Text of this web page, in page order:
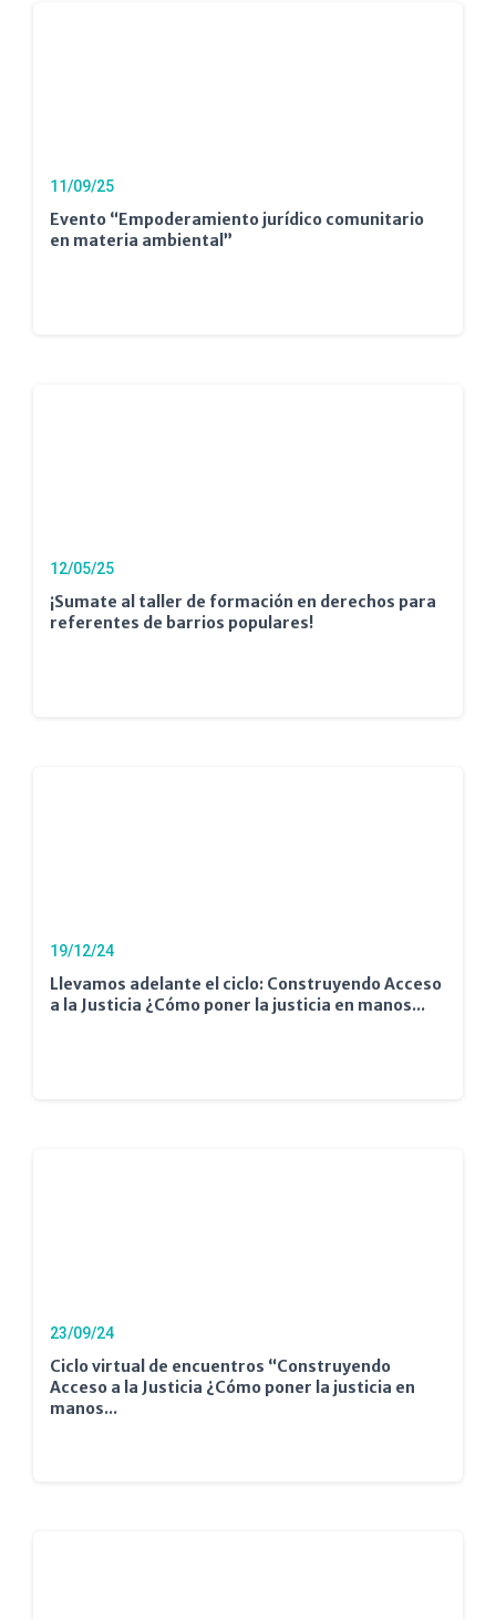
11/09/25
Evento “Empoderamiento jurídico comunitario
en materia ambiental”
12/05/25
¡Sumate al taller de formación en derechos para
referentes de barrios populares!
19/12/24
Llevamos adelante el ciclo: Construyendo Acceso
a la Justicia ¿Cómo poner la justicia en manos...
23/09/24
Ciclo virtual de encuentros “Construyendo
Acceso a la Justicia ¿Cómo poner la justicia en
manos...